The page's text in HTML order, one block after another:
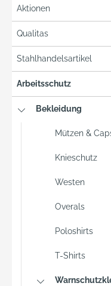
Aktionen
Qualitas
Stahlhandelsartikel
Arbeitsschutz
Bekleidung
Mützen &
Knieschutz
Westen
Overals
Poloshirts
T-Shirts